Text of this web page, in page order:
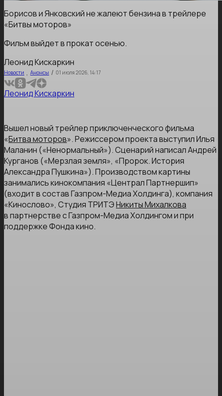
Борисов и Янковский не жалеют бензина в трейлере
«Битвы моторов»
Фильм выйдет в прокат осенью.
Леонид Кискаркин
Новости , Анонсы / 01 июля 2026, 14:17
Леонид Кискаркин
Вышел новый трейлер приключенческого фильма
«Битва моторов». Режиссером проекта выступил Илья
Маланин («Ненормальный»). Сценарий написал Андрей
Курганов («Мерзлая земля», «Пророк. История
Александра Пушкина»). Производством картины
занимались кинокомпания «Централ Партнершип»
(входит в состав Газпром-Медиа Холдинга), компания
«Кинослово», Студия ТРИТЭНикиты Михалкова
в партнерстве с Газпром-Медиа Холдингом и при
поддержке Фонда кино.